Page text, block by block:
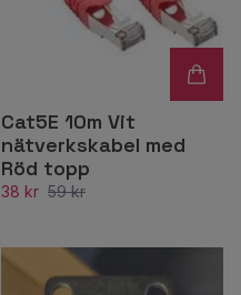
Cat5E 10m Vit
nätverkskabel med
Röd topp
38 kr 59 kr